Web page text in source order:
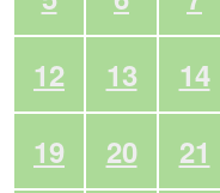
12
13 14
19
20 21